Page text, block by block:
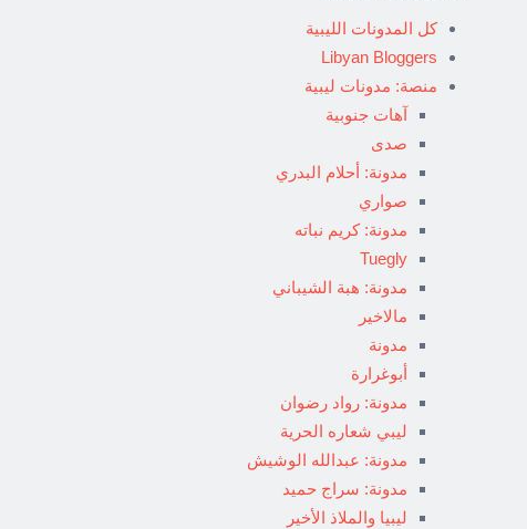
كل المدونات الليبية
Libyan Bloggers
منصة: مدونات ليبية
آهات جنوبية
صدى
مدونة: أحلام البدري
صواري
مدونة: كريم نباته
Tuegly
مدونة: هبة الشيباني
مالاخير
مدونة
أبوغرارة
مدونة: رواد رضوان
ليبي شعاره الحرية
مدونة: عبدالله الوشيش
مدونة: سراج حميد
ليبيا والملاذ الأخير